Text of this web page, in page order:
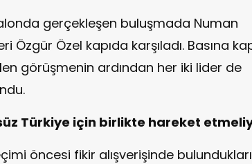
gerçekleşen buluşmada Numan
Özgür Özel kapıda karşıladı. Basına
görüşmenin ardından her iki lider de
Türkiye için birlikte hareket
öncesi fikir alışverişinde